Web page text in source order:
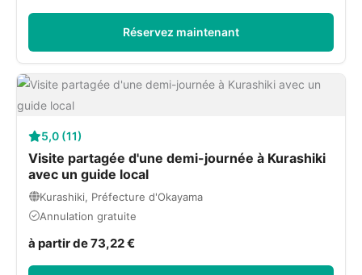
Réservez maintenant
5,0 (11)
Visite partagée d'une demi-journée à Kurashiki
avec un guide local
Kurashiki, Préfecture d'Okayama
Annulation gratuite
à partir de 73,22 €